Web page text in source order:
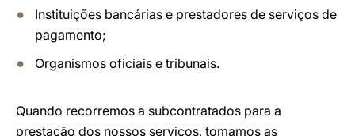
Instituições bancárias e prestadores de serviços de
pagamento;
Organismos oficiais e tribunais.
Quando recorremos a subcontratados para a
prestação dos nossos serviços, tomamos as